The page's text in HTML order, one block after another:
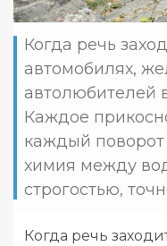
Когда речь
автомобилях,
автолюбителей
Каждое
каждый
химия между
строгостью,
Когда речь